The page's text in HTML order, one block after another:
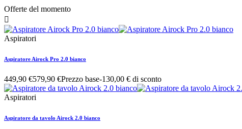
Offerte del momento

Aspiratori
Aspiratore Airock Pro 2.0 bianco
449,90 €579,90 €Prezzo base-130,00 € di sconto
Aspiratori
Aspiratore da tavolo Airock 2.0 bianco